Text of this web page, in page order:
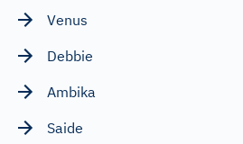
Venus
Debbie
Ambika
Saide